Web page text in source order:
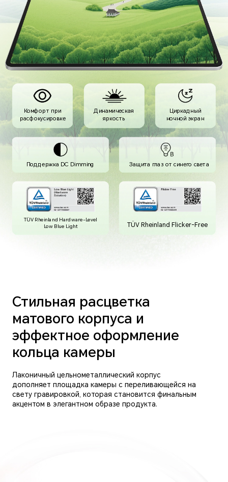
Комфорт при
расфокусировке
Динамическая
яркость
Циркадный
ночной экран
Поддержка DC Dimming Защита глаз от синего света
TÜV Rheinland Hardware-Level
Low Blue Light TÜV Rheinland Flicker-Free
Стильная расцветка
матового корпуса и
эффектное оформление
кольца камеры
Лаконичный цельнометаллический корпус
дополняет площадка камеры с переливающейся на
свету гравировкой, которая становится финальным
акцентом в элегантном образе продукта.